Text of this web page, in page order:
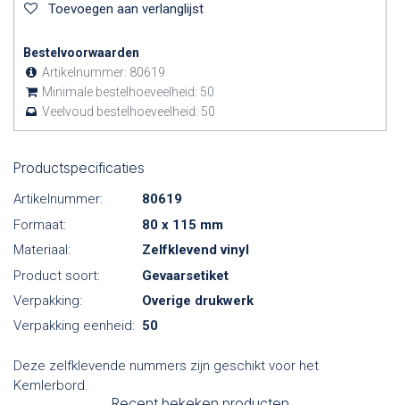
Toevoegen aan verlanglijst
Bestelvoorwaarden
Artikelnummer: 80619
Minimale bestelhoeveelheid: 50
Veelvoud bestelhoeveelheid: 50
Productspecificaties
Artikelnummer:
80619
Formaat:
80 x 115 mm
Materiaal:
Zelfklevend vinyl
Product soort:
Gevaarsetiket
Verpakking:
Overige drukwerk
Verpakking eenheid: 50
Deze zelfklevende nummers zijn geschikt voor het
Kemlerbord.